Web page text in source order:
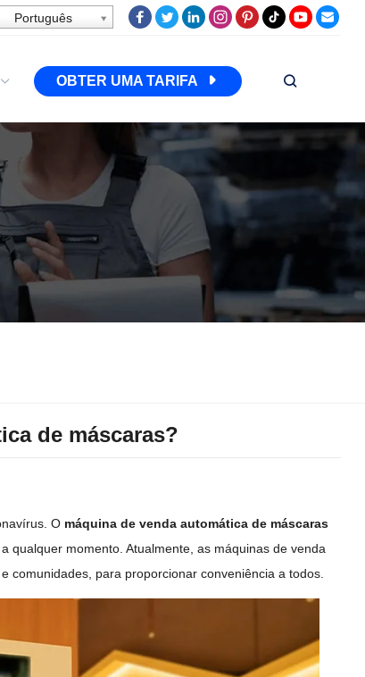
Português
OBTER UMA TARIFA
de máscaras?
O máquina de venda automática de máscaras
qualquer momento. Atualmente, as máquinas de venda
comunidades, para proporcionar conveniência a todos.